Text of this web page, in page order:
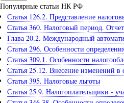
Популярные статьи НК РФ
Статья 126.2. Представление
Статья 360. Налоговый период.
Глава 20.2. Международный
Статья 296. Особенности
Статья 309.1. Особенности
Статья 25.12. Внесение изменений в
Статья 395. Налоговые льготы
Статья 25.9. Налогоплательщики -